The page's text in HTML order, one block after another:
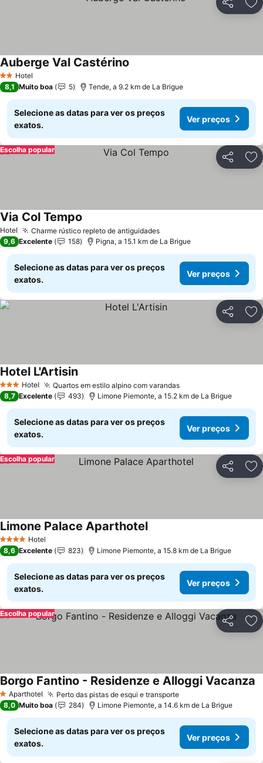
Partilhar
2 Estrelas
Hotel
Auberge Val Castérino
8,1 Muito boa 5 Tende, a 9.2 km de La Brigue
Selecione as datas para ver os preços
exatos.
Ver preços
Partilhar
Escolha popular
Hotel Charme rústico repleto de antiguidades
Via Col Tempo
9,6 Excelente 158 Pigna, a 15.1 km de La Brigue
Selecione as datas para ver os preços
exatos.
Ver preços
Partilhar
3 EstrelasHotel Quartos em estilo alpino com varandas
Hotel L'Artisin
8,7 Excelente 493 Limone Piemonte, a 15.2 km de La Brigue
Selecione as datas para ver os preços
exatos.
Ver preços
Partilhar
Escolha popular
4 EstrelasHotel
Limone Palace Aparthotel
8,6 Excelente 823 Limone Piemonte, a 15.8 km de La Brigue
Selecione as datas para ver os preços
exatos.
Ver preços
Partilhar
Escolha popular
1 Estrelas
Aparthotel Perto das pistas de esqui e transporte
Borgo Fantino - Residenze e Alloggi Vacanza
8,0 Muito boa 284 Limone Piemonte, a 14.6 km de La Brigue
Selecione as datas para ver os preços
exatos.
Ver preços